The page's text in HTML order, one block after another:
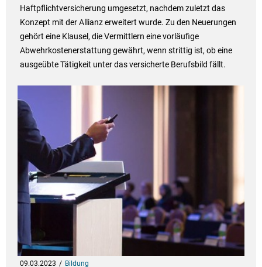
Haftpflichtversicherung umgesetzt, nachdem zuletzt das
Konzept mit der Allianz erweitert wurde. Zu den Neuerungen
gehört eine Klausel, die Vermittlern eine vorläufige
Abwehrkostenerstattung gewährt, wenn strittig ist, ob eine
ausgeübte Tätigkeit unter das versicherte Berufsbild fällt.
09.03.2023 Bildung